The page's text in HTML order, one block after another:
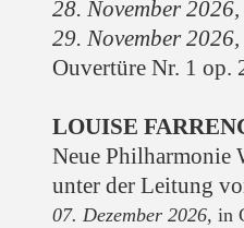
28. November 2026,
29. November 2026,
Ouvertüre Nr. 1 op.
LOUISE
Neue Philharmonie
unter der Leitung
07. Dezember 2026, in